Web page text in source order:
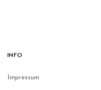
INFO
Impressum